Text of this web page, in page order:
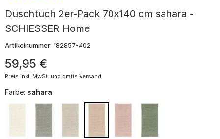
Duschtuch 2er-Pack 70x140 cm sahara -
SCHIESSER Home
Artikelnummer: 182857-402
59,95 €
Preis inkl. MwSt. und gratis Versand.
Farbe: sahara